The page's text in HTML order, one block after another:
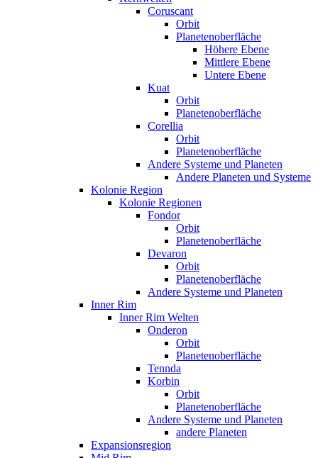
Coruscant
Orbit
Planetenoberfläche
Höhere Ebene
Mittlere Ebene
Untere Ebene
Kuat
Orbit
Planetenoberfläche
Corellia
Orbit
Planetenoberfläche
Andere Systeme und Planeten
Andere Planeten und Systeme
Kolonie Region
Kolonie Regionen
Fondor
Orbit
Planetenoberfläche
Devaron
Orbit
Planetenoberfläche
Andere Systeme und Planeten
Inner Rim
Inner Rim Welten
Onderon
Orbit
Planetenoberfläche
Tennda
Korbin
Orbit
Planetenoberfläche
Andere Systeme und Planeten
andere Planeten
Expansionsregion